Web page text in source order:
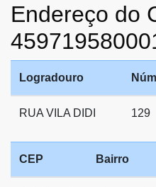
Endereço do
Logradouro
RUA VILA DIDI 129
CEP Bairro